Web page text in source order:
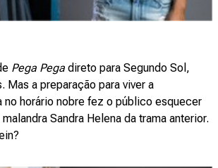
Pega Pega direto para Segundo Sol,
Mas a preparação para viver a
no horário nobre fez o público esquecer
Sandra Helena da trama anterior.